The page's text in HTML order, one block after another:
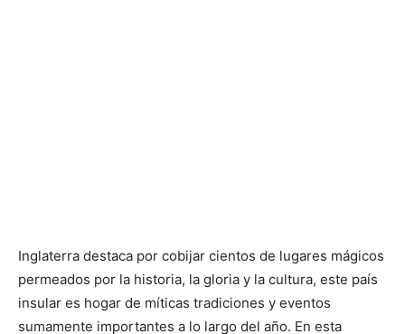
Inglaterra destaca por cobijar cientos de lugares mágicos
permeados por la historia, la gloria y la cultura, este país
insular es hogar de míticas tradiciones y eventos
sumamente importantes a lo largo del año. En esta